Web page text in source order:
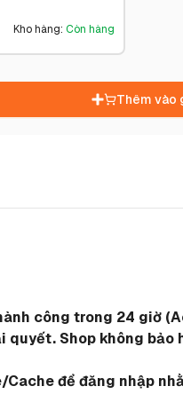
Kho hàng: Còn hàng
Thêm vào
công trong 24 giờ
Shop không bảo
để đăng nhập